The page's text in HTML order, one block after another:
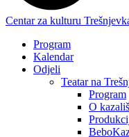
Centar za kulturu
Program
Kalendar
Odjeli
Teatar na
Program
O